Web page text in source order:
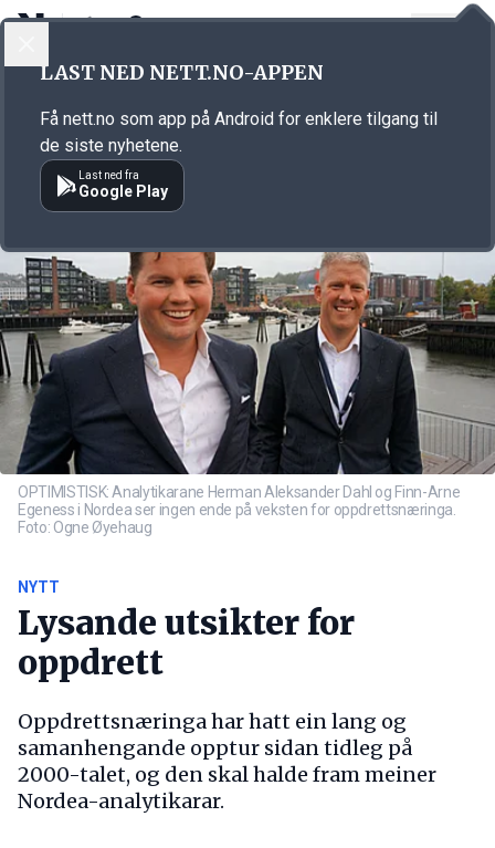
Annonsørinnhold
OPTIMISTISK: Analytikarane Herman Aleksander Dahl og Finn-Arne
Egeness i Nordea ser ingen ende på veksten for oppdrettsnæringa.
Foto: Ogne Øyehaug
NYTT
Lysande utsikter for
oppdrett
Oppdrettsnæringa har hatt ein lang og
samanhengande opptur sidan tidleg på
2000-talet, og den skal halde fram meiner
Nordea-analytikarar.
LAST NED NETT.NO-APPEN
Få nett.no som app på Android for enklere tilgang til
de siste nyhetene.
Last ned fra
Google Play